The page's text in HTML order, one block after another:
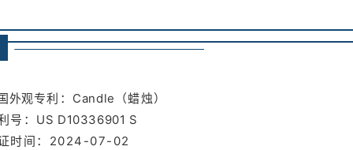
外观专利： Candle （蜡烛）
号： US D10336901 S
时间：2024-07-02